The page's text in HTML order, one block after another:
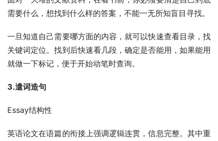
需要什么，想找到什么样的答案，不能一无所知盲目寻找。
一旦知道自己需要哪方面的内容，就可以快速查看目录，找
关键词定位。找到后快速看几段，确定是否能用，如果能用
就做一下标记，便于开始动笔时查询。
3.遣词造句
Essay结构性
英语论文在语篇的衔接上强调逻辑连贯，信息完整。其中重